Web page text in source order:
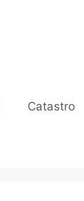
Catastro